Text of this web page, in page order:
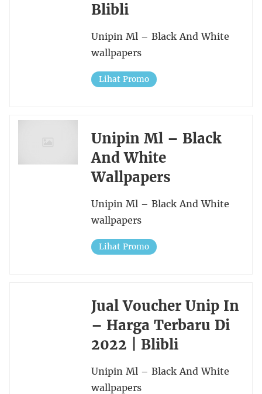
Blibli
Unipin Ml – Black And White
wallpapers
Lihat Promo
Unipin Ml – Black
And White
Wallpapers
Unipin Ml – Black And White
wallpapers
Lihat Promo
Jual Voucher Unip In
– Harga Terbaru Di
2022 | Blibli
Unipin Ml – Black And White
wallpapers